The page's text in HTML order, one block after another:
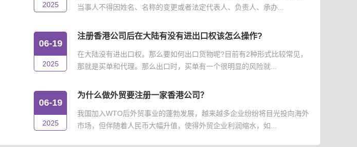
2025
当事人不得因姓名、名称的变更或者法定代表人、负责人、承办...
06-19
2025
注册香港公司后在大陆有没有进出口权该怎么操作?
在大陆没有进出口权。那么要如何出口货物呢?目前有2种形式比较常见，
那就是买单和代理。那么出口时，买单有一个很明显的风险就...
06-19
2025
为什么做外贸要注册一家香港公司？
我国加入WTO后外贸事业的蓬勃发展，越来越多企业纷纷将目光投向海外
市场，但伴随着人民币大幅升值，使得外贸企业利润缩水，如...